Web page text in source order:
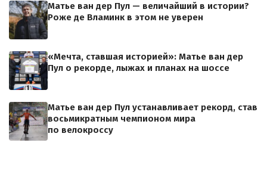
Матье ван дер Пул — величайший в истории?
Роже де Вламинк в этом не уверен
«Мечта, ставшая историей»: Матье ван дер
Пул о рекорде, лыжах и планах на шоссе
Матье ван дер Пул устанавливает рекорд, став
восьмикратным чемпионом мира
по велокроссу